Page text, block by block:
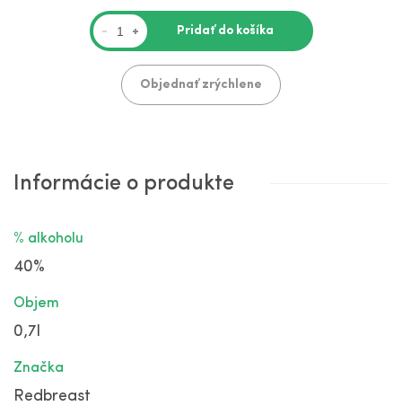
- + Pridať do košíka
Objednať zrýchlene
Informácie o produkte
% alkoholu
40%
Objem
0,7l
Značka
Redbreast